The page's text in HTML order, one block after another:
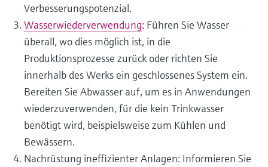
Verbesserungspotenzial.
Wasserwiederverwendung: Führen Sie Wasser
überall, wo dies möglich ist, in die
Produktionsprozesse zurück oder richten Sie
innerhalb des Werks ein geschlossenes System ein.
Bereiten Sie Abwasser auf, um es in Anwendungen
wiederzuverwenden, für die kein Trinkwasser
benötigt wird, beispielsweise zum Kühlen und
Bewässern.
Nachrüstung ineffizienter Anlagen: Informieren Sie